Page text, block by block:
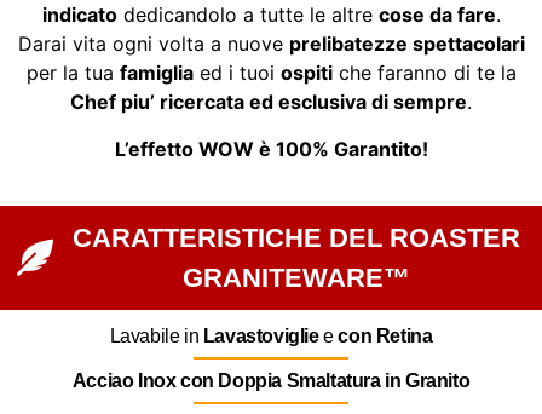
indicatodedicandolo a tutte le altre cose da fare.
Darai vita ogni volta a nuove prelibatezze spettacolari
per la tua famigliaed i tuoi ospitiche faranno di te la
Chef piu’ ricercata ed esclusiva di sempre.
L’effetto WOW è 100% Garantito!
CARATTERISTICHE DEL ROASTER
GRANITEWARE™
Lavabile in Lavastoviglieecon Retina
Acciao Inox con Doppia Smaltatura in Granito